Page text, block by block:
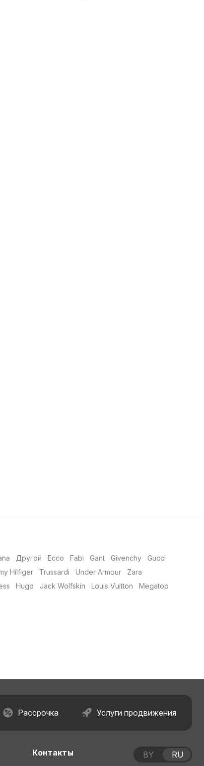
Другой Ecco Fabi Gant Givenchy
Gucci
Hilfiger Trussardi Under Armour
Zara
Hugo Jack Wolfskin Louis Vuitton
Megatop
Рассрочка Услуги продвижения
Контакты BY RU